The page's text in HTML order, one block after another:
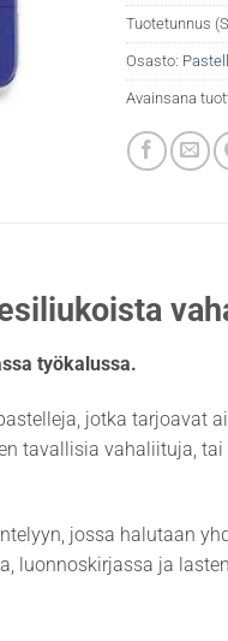
Tuotetunnus
Osasto:
Avainsana
työkalussa.
jotka
tavallisia vahaliituja,
jossa halutaan
luonnoskirjassa ja